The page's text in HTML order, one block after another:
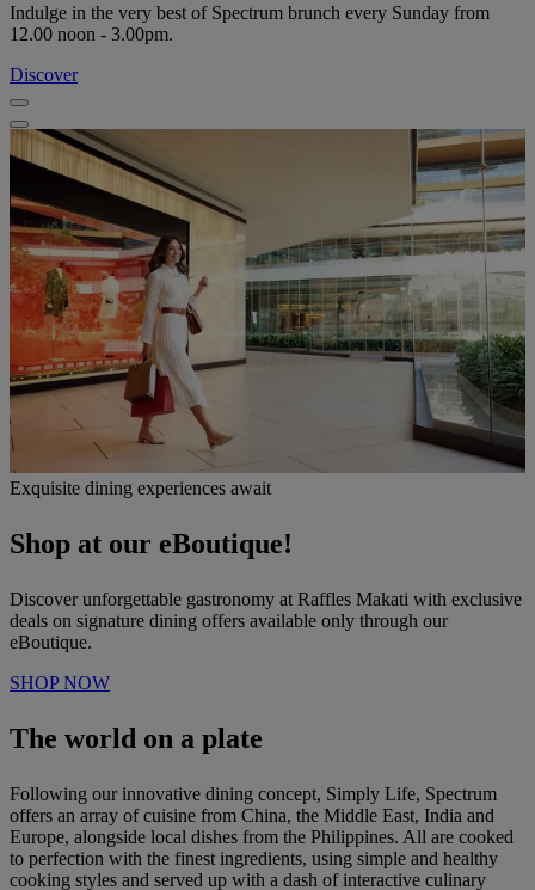
Indulge in the very best of Spectrum brunch every Sunday from
12.00 noon - 3.00pm.
Discover
Exquisite dining experiences await
Shop at our eBoutique!
Discover unforgettable gastronomy at Raffles Makati with exclusive
deals on signature dining offers available only through our
eBoutique.
SHOP NOW
The world on a plate
Following our innovative dining concept, Simply Life, Spectrum
offers an array of cuisine from China, the Middle East, India and
Europe, alongside local dishes from the Philippines. All are cooked
to perfection with the finest ingredients, using simple and healthy
cooking styles and served up with a dash of interactive culinary